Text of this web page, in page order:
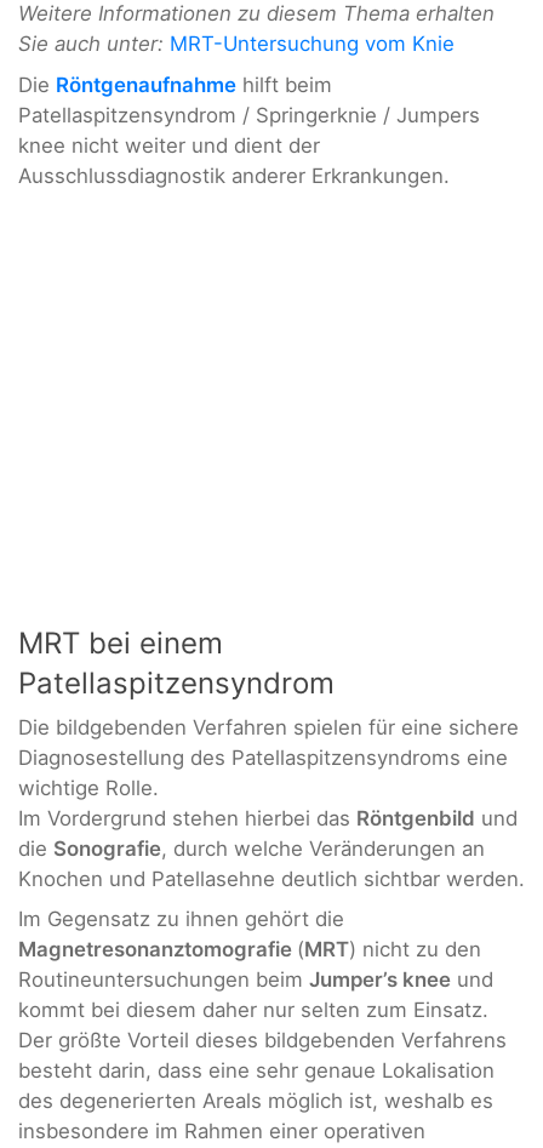
Weitere Informationen zu diesem Thema erhalten
Sie auch unter: MRT-Untersuchung vom Knie
Die Röntgenaufnahme hilft beim
Patellaspitzensyndrom / Springerknie / Jumpers
knee nicht weiter und dient der
Ausschlussdiagnostik anderer Erkrankungen.
MRT bei einem
Patellaspitzensyndrom
Die bildgebenden Verfahren spielen für eine sichere
Diagnosestellung des Patellaspitzensyndroms eine
wichtige Rolle.
Im Vordergrund stehen hierbei das Röntgenbild und
die Sonografie, durch welche Veränderungen an
Knochen und Patellasehne deutlich sichtbar werden.
Im Gegensatz zu ihnen gehört die
Magnetresonanztomografie (MRT) nicht zu den
Routineuntersuchungen beim Jumper’s knee und
kommt bei diesem daher nur selten zum Einsatz.
Der größte Vorteil dieses bildgebenden Verfahrens
besteht darin, dass eine sehr genaue Lokalisation
des degenerierten Areals möglich ist, weshalb es
insbesondere im Rahmen einer operativen